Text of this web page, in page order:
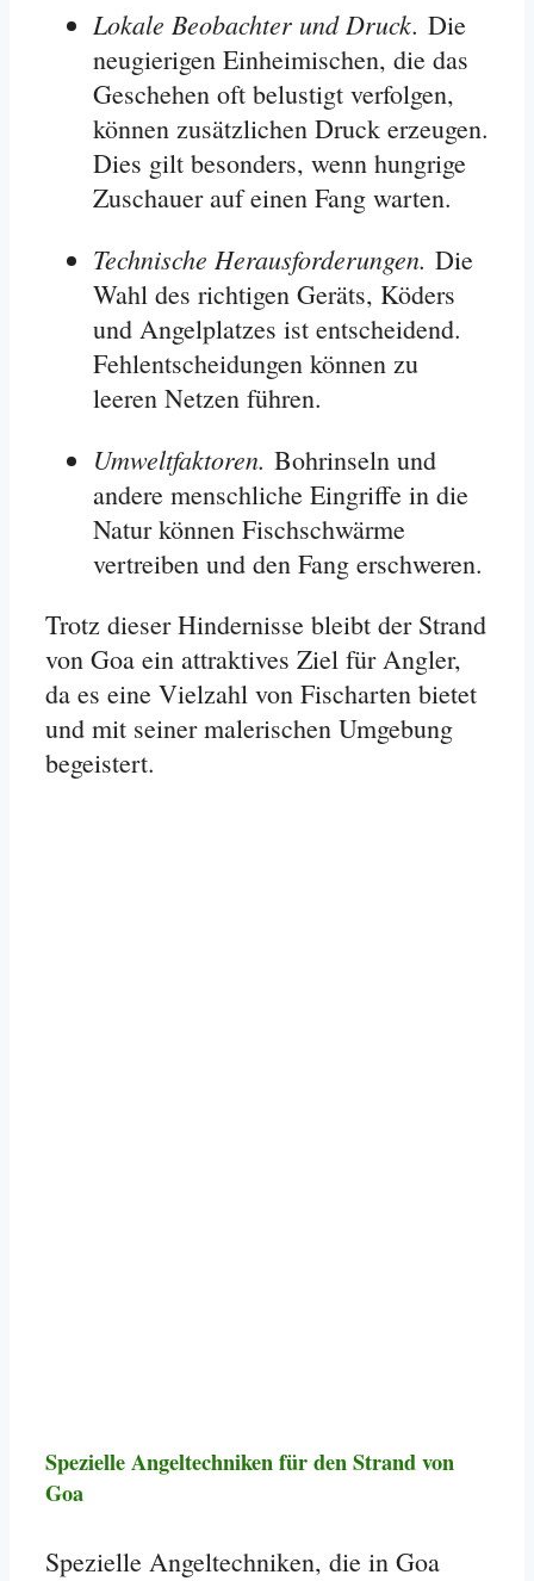
Lokale Beobachter und Druck. Die
neugierigen Einheimischen, die das
Geschehen oft belustigt verfolgen,
können zusätzlichen Druck erzeugen.
Dies gilt besonders, wenn hungrige
Zuschauer auf einen Fang warten.
Technische Herausforderungen. Die
Wahl des richtigen Geräts, Köders
und Angelplatzes ist entscheidend.
Fehlentscheidungen können zu
leeren Netzen führen.
Umweltfaktoren. Bohrinseln und
andere menschliche Eingriffe in die
Natur können Fischschwärme
vertreiben und den Fang erschweren.
Trotz dieser Hindernisse bleibt der Strand
von Goa ein attraktives Ziel für Angler,
da es eine Vielzahl von Fischarten bietet
und mit seiner malerischen Umgebung
begeistert.
Spezielle Angeltechniken für den Strand von
Goa
Spezielle Angeltechniken, die in Goa